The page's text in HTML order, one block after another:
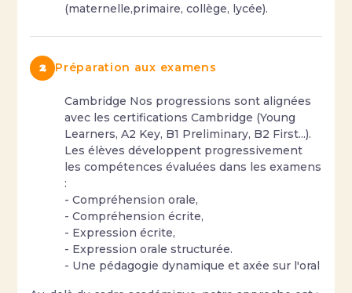
(maternelle,primaire, collège, lycée).
Préparation aux examens
Cambridge Nos progressions sont alignées
avec les certifications Cambridge (Young
Learners, A2 Key, B1 Preliminary, B2 First...).
Les élèves développent progressivement
les compétences évaluées dans les examens
:
- Compréhension orale,
- Compréhension écrite,
- Expression écrite,
- Expression orale structurée.
- Une pédagogie dynamique et axée sur l'oral